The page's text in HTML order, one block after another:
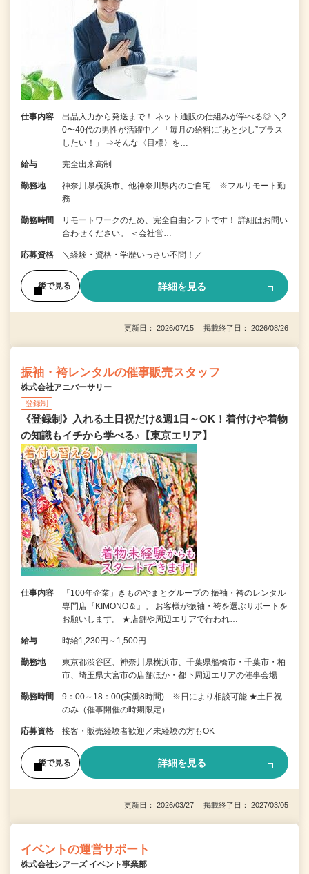
仕事内容
出品入力から発送まで！ ネット通販の仕組みが学べる◎ ＼2
0〜40代の男性が活躍中／ 「毎月の給料に“あと少し”プラス
したい！」 ⇒そんな〈目標〉を…
給与 完全出来高制
勤務地
神奈川県横浜市、他神奈川県内のご自宅 ※フルリモート勤
務
勤務時間
リモートワークのため、完全自由シフトです！ 詳細はお問い
合わせください。 ＜会社営…
応募資格 ＼経験・資格・学歴いっさい不問！／
後で見る 詳細を見る
更新日： 2026/07/15 掲載終了日： 2026/08/26
振袖・袴レンタルの催事販売スタッフ
株式会社アニバーサリー
登録制
《登録制》入れる土日祝だけ&週1日～OK！着付けや着物
の知識もイチから学べる♪【東京エリア】
仕事内容
「100年企業」きものやまとグループの 振袖・袴のレンタル
専門店『KIMONO＆』。 お客様が振袖・袴を選ぶサポートを
お願いします。 ★店舗や周辺エリアで行われ…
給与 時給1,230円～1,500円
勤務地
東京都渋谷区、神奈川県横浜市、千葉県船橋市・千葉市・柏
市、埼玉県大宮市の店舗ほか・都下周辺エリアの催事会場
勤務時間
9：00～18：00(実働8時間) ※日により相談可能 ★土日祝
のみ（催事開催の時期限定）…
応募資格 接客・販売経験者歓迎／未経験の方もOK
後で見る 詳細を見る
更新日： 2026/03/27 掲載終了日： 2027/03/05
イベントの運営サポート
株式会社シアーズ イベント事業部